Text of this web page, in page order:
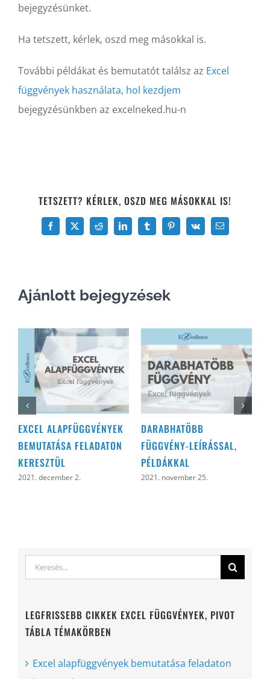
bejegyzésünket.
Ha tetszett, kérlek, oszd meg másokkal is.
További példákat és bemutatót találsz az Excel
függvények használata, hol kezdjem
bejegyzésünkben az excelneked.hu-n
TETSZETT? KÉRLEK, OSZD MEG MÁSOKKAL IS!
Facebook
X Reddit LinkedInTumblrPinterest
Vk Email:
Ajánlott bejegyzések
EXCEL ALAPFÜGGVÉNYEK
BEMUTATÁSA FELADATON
KERESZTÜL
2021. december 2.
DARABHATÖBB
FÜGGVÉNY-LEÍRÁSSAL,
PÉLDÁKKAL
2021. november 25.
Keresés...
LEGFRISSEBB CIKKEK EXCEL FÜGGVÉNYEK, PIVOT
TÁBLA TÉMAKÖRBEN
Excel alapfüggvények bemutatása feladaton